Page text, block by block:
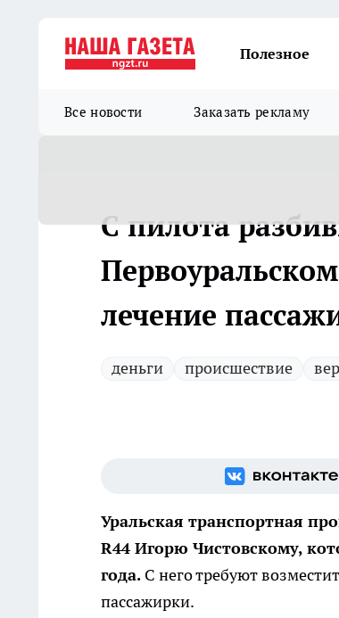
Полезное
Все новости Заказать рекламу
С пилота
лечение
деньги происшествие
Уральская транспортная
R44 Игорю Чистовскому,
года. С него требуют
пассажирки.